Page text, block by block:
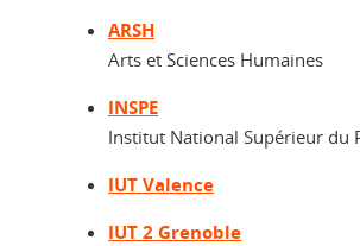
ARSH
Arts et Sciences Humaines
INSPE
Institut National Supérieur du
IUT Valence
IUT 2 Grenoble